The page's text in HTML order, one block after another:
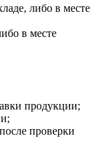
либо в месте
в месте
продукции;
проверки